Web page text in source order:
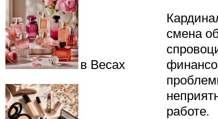
в Весах
смена
работе.